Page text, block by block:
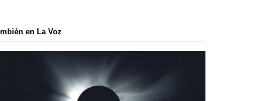
en La Voz